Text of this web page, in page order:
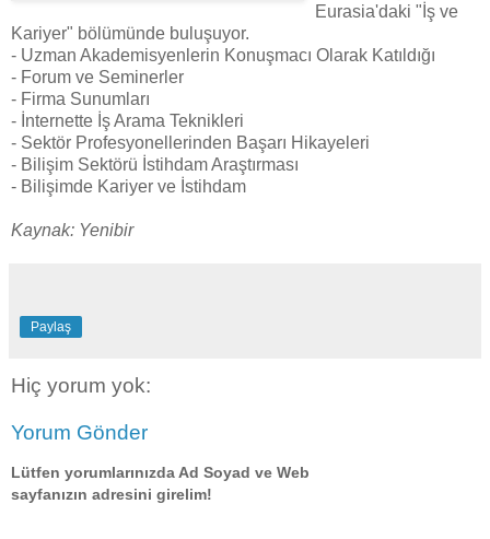
Eurasia'daki "İş ve
Kariyer" bölümünde buluşuyor.
- Uzman Akademisyenlerin Konuşmacı Olarak Katıldığı
- Forum ve Seminerler
- Firma Sunumları
- İnternette İş Arama Teknikleri
- Sektör Profesyonellerinden Başarı Hikayeleri
- Bilişim Sektörü İstihdam Araştırması
- Bilişimde Kariyer ve İstihdam
Kaynak: Yenibir
Paylaş
Hiç yorum yok:
Yorum Gönder
Lütfen yorumlarınızda Ad Soyad ve Web
sayfanızın adresini girelim!